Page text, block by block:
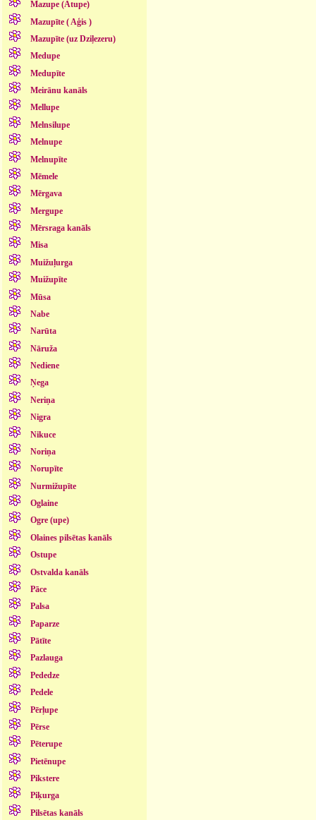
Mazupe (Atupe)
Mazupīte ( Aģis )
Mazupīte (uz Dziļezeru)
Medupe
Medupīte
Meirānu kanāls
Mellupe
Melnsilupe
Melnupe
Melnupīte
Mēmele
Mērgava
Mergupe
Mērsraga kanāls
Misa
Muižuļurga
Muižupīte
Mūsa
Nabe
Narūta
Nāruža
Nediene
Ņega
Neriņa
Nigra
Nikuce
Noriņa
Norupīte
Nurmižupīte
Oglaine
Ogre (upe)
Olaines pilsētas kanāls
Ostupe
Ostvalda kanāls
Pāce
Palsa
Paparze
Pātīte
Pazlauga
Pededze
Pedele
Pērļupe
Pērse
Pēterupe
Pietēnupe
Pikstere
Piķurga
Pilsētas kanāls